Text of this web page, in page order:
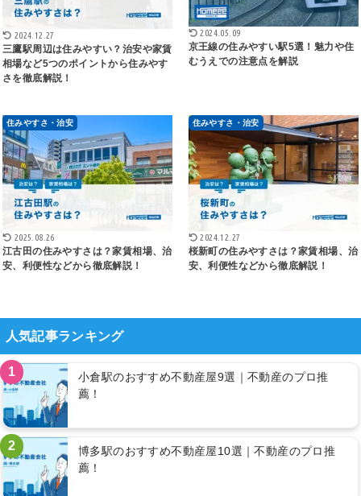
2024.12.27
三鷹駅周辺は住みやすい？治安や家賃
相場など5つのポイントから住みやす
さを徹底解説！
2024.05.09
京王線の住みやすい駅5選！魅力や住
むうえでの注意点を解説
住みやすさ・治安
2025.08.26
江古田の住みやすさは？家賃相場、治
安、利便性などから徹底解説！
住みやすさ・治安
2024.12.27
桜新町の住みやすさは？家賃相場、治
安、利便性などから徹底解説！
人気記事ランキング
1
小倉駅のおすすめ不動産屋9選｜不動産のプロ推
薦！
2
博多駅のおすすめ不動産屋10選｜不動産のプロ推
薦！